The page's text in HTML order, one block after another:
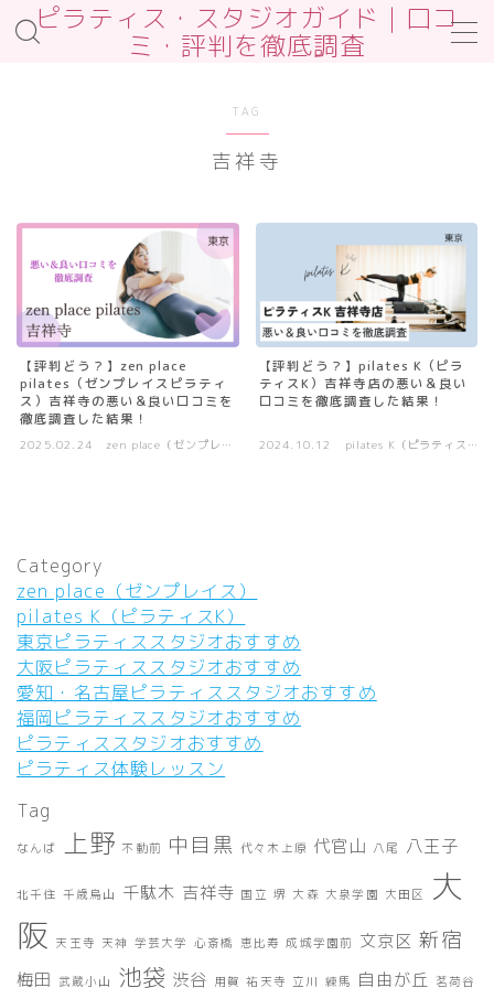
ピラティス・スタジオガイド｜口コ
ミ・評判を徹底調査
免責事項
利用規約／特定商取引法に基づく表記
利用規約／特定商取引法に基づく表記
有料記事の決済完了ページ
運営者情報
TAG
吉祥寺
【評判どう？】zen place
pilates（ゼンプレイスピラティ
ス）吉祥寺の悪い＆良い口コミを
徹底調査した結果！
2025.02.24
zen place（ゼンプレイ
【評判どう？】pilates K（ピラ
ティスK）吉祥寺店の悪い＆良い
口コミを徹底調査した結果！
2024.10.12
pilates K（ピラティス
Category
zen place（ゼンプレイス）
pilates K（ピラティスK）
東京ピラティススタジオおすすめ
大阪ピラティススタジオおすすめ
愛知・名古屋ピラティススタジオおすすめ
福岡ピラティススタジオおすすめ
ピラティススタジオおすすめ
ピラティス体験レッスン
Tag
なんば 上野 不動前 中目黒 代々木上原 代官山 八尾 八王子
北千住 千歳烏山 千駄木 吉祥寺 国立 堺 大森 大泉学園 大田区
大
阪 天王寺 天神 学芸大学 心斎橋 恵比寿 成城学園前 文京区 新宿
梅田 武蔵小山 池袋 渋谷 用賀 祐天寺 立川 練馬 自由が丘 茗荷谷